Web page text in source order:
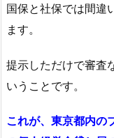
国保と社保では間違
ます。
提示しただけで審査
いうことです。
これが、東京都内の